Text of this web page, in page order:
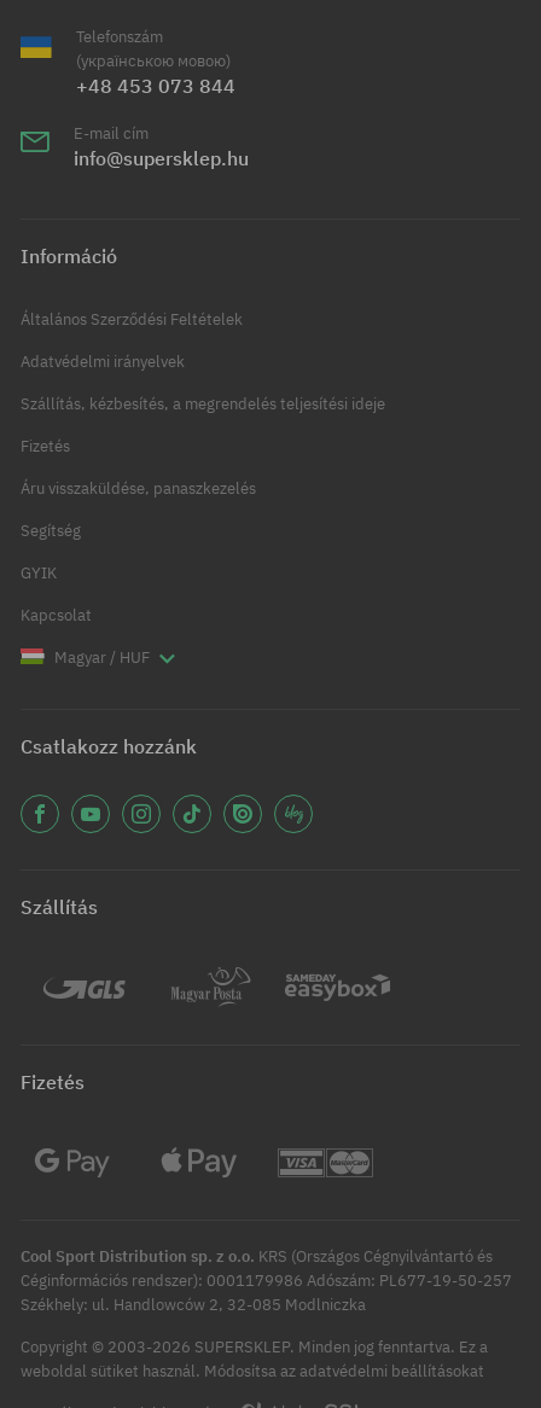
Telefonszám
(українською мовою)
+48 453 073 844
E-mail cím
info@supersklep.hu
Információ
Általános Szerződési Feltételek
Adatvédelmi irányelvek
Szállítás, kézbesítés, a megrendelés teljesítési ideje
Fizetés
Áru visszaküldése, panaszkezelés
Segítség
GYIK
Kapcsolat
Magyar / HUF
Csatlakozz hozzánk
Szállítás
Fizetés
Cool Sport Distribution sp. z o.o. KRS (Országos Cégnyilvántartó és
Céginformációs rendszer): 0001179986 Adószám: PL677-19-50-257
Székhely: ul. Handlowców 2, 32-085 Modlniczka
Copyright © 2003-2026 SUPERSKLEP. Minden jog fenntartva. Ez a
weboldal sütiket használ. Módosítsa az adatvédelmi beállításokat